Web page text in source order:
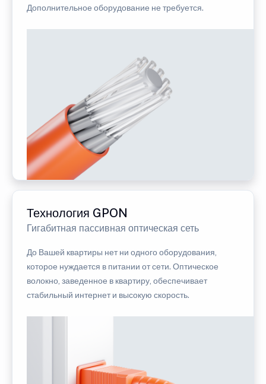
Дополнительное оборудование не требуется.
Технология GPON
Гигабитная пассивная оптическая сеть
До Вашей квартиры нет ни одного оборудования,
которое нуждается в питании от сети. Оптическое
волокно, заведенное в квартиру, обеспечивает
стабильный интернет и высокую скорость.